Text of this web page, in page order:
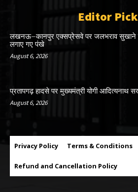
Editor
लखनऊ–कानपुर एक्सप्रेसवे पर जलभराव सुखाने
लगाए गए पंखे
August 6, 2026
प्रतापगढ़ हादसे पर मुख्यमंत्री योगी आदित्यनाथ
August 6, 2026
Privacy Policy Terms & Conditions
Refund and Cancellation Policy